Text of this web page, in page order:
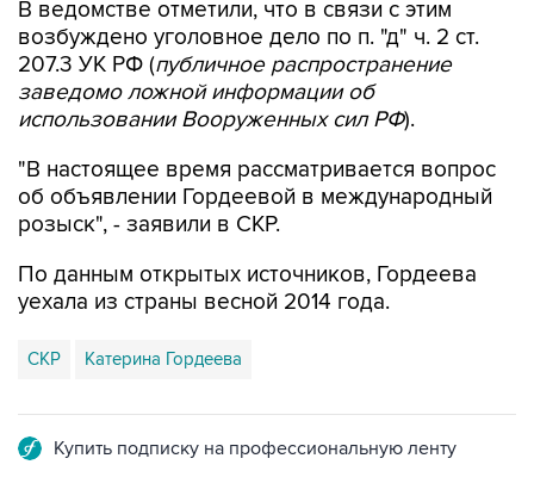
В ведомстве отметили, что в связи с этим
возбуждено уголовное дело по п. "д" ч. 2 ст.
207.3 УК РФ (публичное распространение
заведомо ложной информации об
использовании Вооруженных сил РФ).
"В настоящее время рассматривается вопрос
об объявлении Гордеевой в международный
розыск", - заявили в СКР.
По данным открытых источников, Гордеева
уехала из страны весной 2014 года.
СКР Катерина Гордеева
Купить подписку на профессиональную ленту